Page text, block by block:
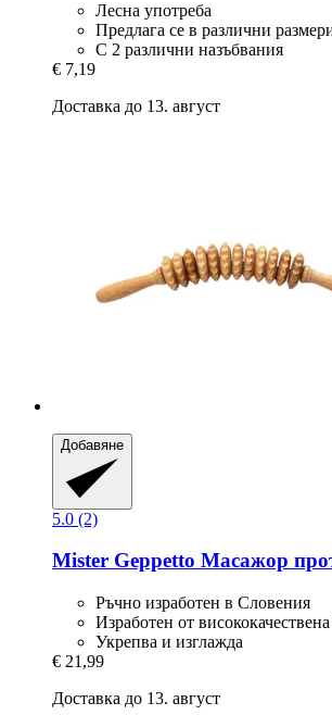
Лесна употреба
Предлага се в различни
С 2 различни назъбвания
€ 7,19
Доставка до 13. август
Добавяне
5.0 (2)
Mister Geppetto Масажор
Ръчно изработен в Словения
Изработен от
Укрепва и изглажда
€ 21,99
Доставка до 13. август